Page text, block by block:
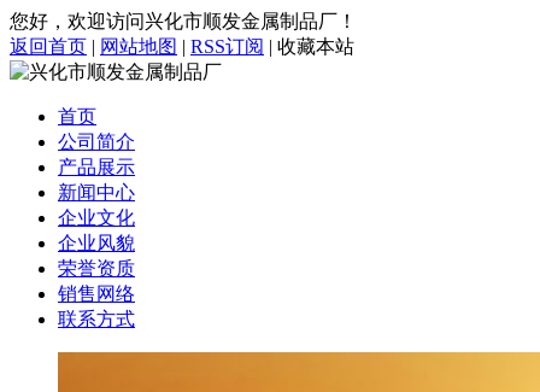
您好，欢迎访问兴化市顺发金属制品厂！
返回首页 | 网站地图 | RSS订阅 | 收藏本站
首页
公司简介
产品展示
新闻中心
企业文化
企业风貌
荣誉资质
销售网络
联系方式